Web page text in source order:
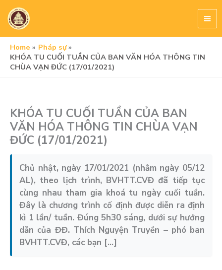
content
Home
Pháp sự
KHÓA TU CUỐI TUẦN CỦA BAN VĂN HÓA THÔNG TIN
CHÙA VẠN ĐỨC (17/01/2021)
KHÓA TU CUỐI TUẦN CỦA BAN
VĂN HÓA THÔNG TIN CHÙA VẠN
ĐỨC (17/01/2021)
Chủ nhật, ngày 17/01/2021 (nhằm ngày 05/12
AL), theo lịch trình, BVHTT.CVĐ đã tiếp tục
cùng nhau tham gia khoá tu ngày cuối tuần.
Đây là chương trình cố định được diễn ra định
kì 1 lần/ tuần. Đúng 5h30 sáng, dưới sự hướng
dẫn của ĐĐ. Thích Nguyện Truyền – phó ban
BVHTT.CVĐ, các bạn […]